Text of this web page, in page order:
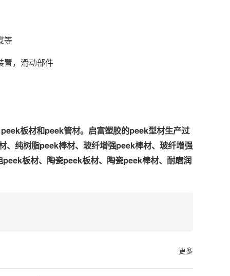
等
置，滑动部件
板材和peek管材。启富塑胶的peek型材生产过
、纯树脂peek棒材、玻纤增强peek棒材、玻纤增强
板材、陶瓷peek板材、陶瓷peek棒材、耐磨润
更多